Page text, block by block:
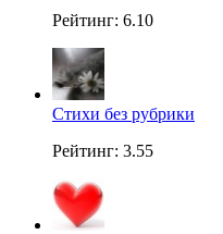
Рейтинг: 6.10
Стихи без рубрики
Рейтинг: 3.55